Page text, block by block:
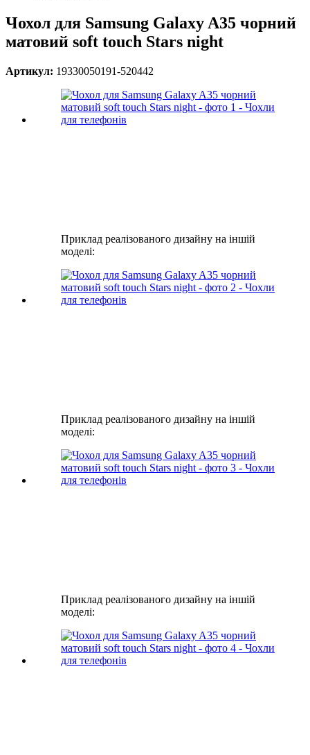
Чохол для Samsung Galaxy A35 чорний
матовий soft touch Stars night
Артикул: 19330050191-520442
Приклад реалізованого дизайну на іншій
моделі:
Приклад реалізованого дизайну на іншій
моделі:
Приклад реалізованого дизайну на іншій
моделі: